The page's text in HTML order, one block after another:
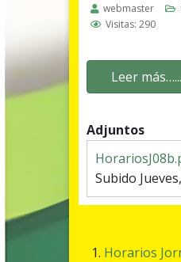
webmaster
Visitas: 290
Leer más…...
Adjuntos
Subido
Horarios